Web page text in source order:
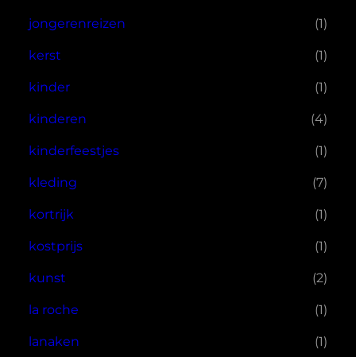
jongerenreizen (1)
kerst (1)
kinder (1)
kinderen (4)
kinderfeestjes (1)
kleding (7)
kortrijk (1)
kostprijs (1)
kunst (2)
la roche (1)
lanaken (1)